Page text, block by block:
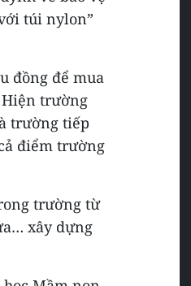
túi nylon”
đồng để mua
Hiện trường
trường tiếp
điểm trường
trường từ
xây dựng